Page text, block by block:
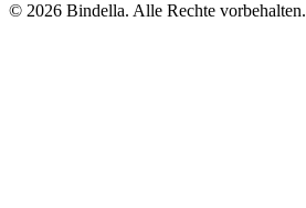
© 2026 Bindella. Alle Rechte vorbehalten.